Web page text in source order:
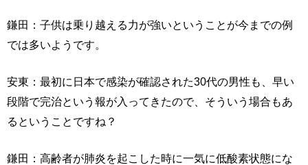
鎌田：子供は乗り越える力が強いということが今までの例
では多いようです。
安東：最初に日本で感染が確認された30代の男性も、早い
段階で完治という報が入ってきたので、そういう場合もあ
るということですね？
鎌田：高齢者が肺炎を起こした時に一気に低酸素状態にな